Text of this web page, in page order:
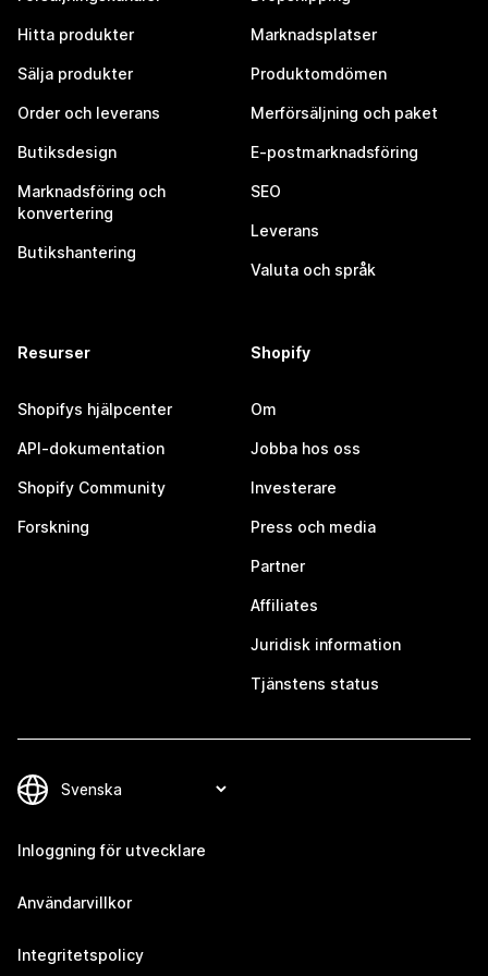
Hitta produkter
Sälja produkter
Order och leverans
Butiksdesign
Marknadsföring och
konvertering
Butikshantering
Marknadsplatser
Produktomdömen
Merförsäljning och paket
E-postmarknadsföring
SEO
Leverans
Valuta och språk
Resurser
Shopifys hjälpcenter
API-dokumentation
Shopify Community
Forskning
Shopify
Om
Jobba hos oss
Investerare
Press och media
Partner
Affiliates
Juridisk information
Tjänstens status
Inloggning för utvecklare
Användarvillkor
Integritetspolicy